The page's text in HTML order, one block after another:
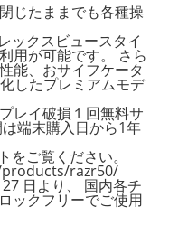
じたままでも各種操
ックスビュースタイ
用が可能です。 さら
能、おサイフケータ
したプレミアムモデ
レイ破損１回無料サ
端末購入日から1年
をご覧ください。
razr50/
日より、 国内各チ
ックフリーでご使用